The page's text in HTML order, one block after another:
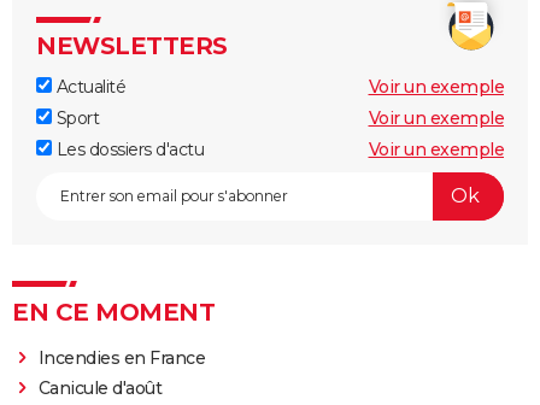
NEWSLETTERS
Actualité
Voir un exemple
Sport
Voir un exemple
Les dossiers d'actu
Voir un exemple
EN CE MOMENT
Incendies en France
Canicule d'août